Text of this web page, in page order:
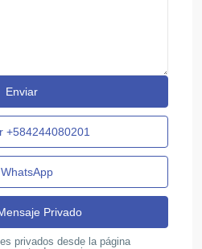
+584244080201
WhatsApp
privados desde la página